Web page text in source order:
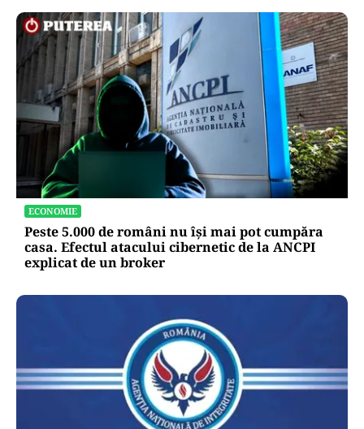
ECONOMIE
Peste 5.000 de români nu își mai pot cumpăra
casa. Efectul atacului cibernetic de la ANCPI
explicat de un broker